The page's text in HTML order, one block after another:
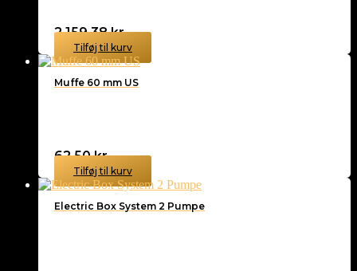
2.159,38kr.
Tilføj til kurv
Muffe 60 mm US
62,50kr.
Tilføj til kurv
Electric Box System 2 Pumpe